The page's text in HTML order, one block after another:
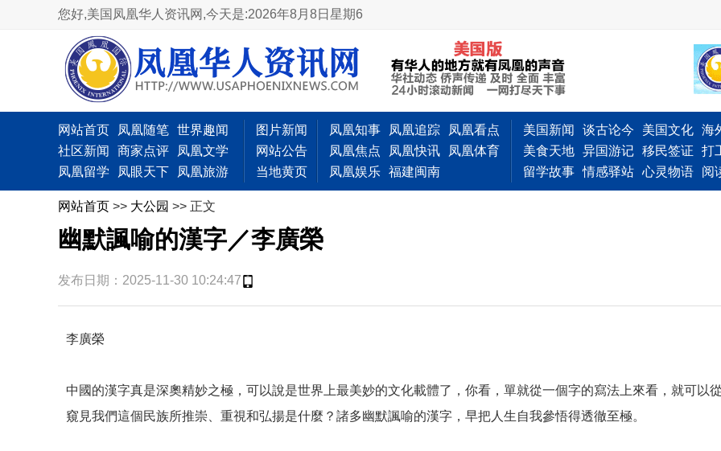
您好,美国凤凰华人资讯网,今天是:2026年8月8日星期6
网站首页 凤凰随笔 世界趣闻
社区新闻
商家点评
凤凰文学
凤凰留学
凤眼天下 凤凰旅游
图片新闻
网站公告
当地黄页
凤凰知事 凤凰追踪
凤凰看点
凤凰焦点
凤凰快讯
凤凰体育
凤凰娱乐 福建闽南
美国新闻 谈古论今 美国文化 海
美食天地 异国游记 移民签证
打
留学故事 情感驿站 心灵物语 阅
网站首页 >> 大公园 >> 正文
幽默諷喻的漢字／李廣榮
发布日期：2025-11-30 10:24:47
李廣榮
中國的漢字真是深奧精妙之極，可以說是世界上最美妙的文化載體了，你看，單就從一個字的寫法上來看，就可以
窺見我們這個民族所推崇、重視和弘揚是什麼？諸多幽默諷喻的漢字，早把人生自我參悟得透徹至極。